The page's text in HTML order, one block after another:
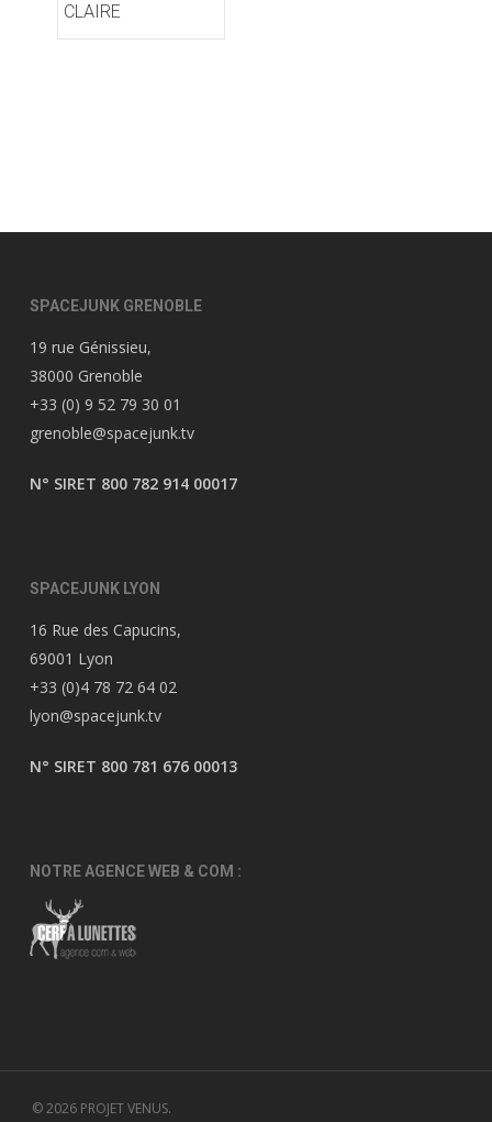
CLAIRE
SPACEJUNK GRENOBLE
19 rue Génissieu,
38000 Grenoble
+33 (0) 9 52 79 30 01
grenoble@spacejunk.tv
N° SIRET 800 782 914 00017
SPACEJUNK LYON
16 Rue des Capucins,
69001 Lyon
+33 (0)4 78 72 64 02
lyon@spacejunk.tv
N° SIRET 800 781 676 00013
NOTRE AGENCE WEB & COM :
© 2026 PROJET VENUS.